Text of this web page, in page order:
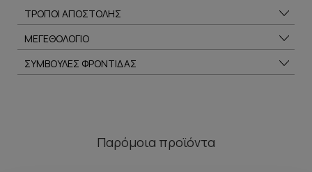
ΤΡΟΠΟΙ ΑΠΟΣΤΟΛΗΣ
ΜΕΓΕΘΟΛΟΓΙΟ
ΣΥΜΒΟΥΛΕΣ ΦΡΟΝΤΙΔΑΣ
Παρόμοια προϊόντα